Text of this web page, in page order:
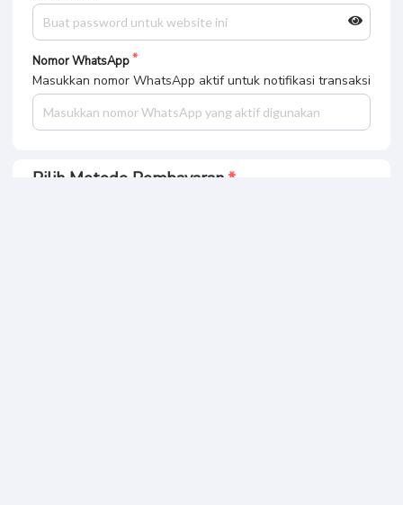
Nomor WhatsApp
Masukkan nomor WhatsApp aktif untuk notifikasi transaksi
Pilih Metode Pembayaran
TiktoHQ - MRR